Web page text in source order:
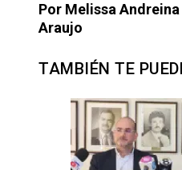
Por Melissa
Araujo
TAMBIÉN TE